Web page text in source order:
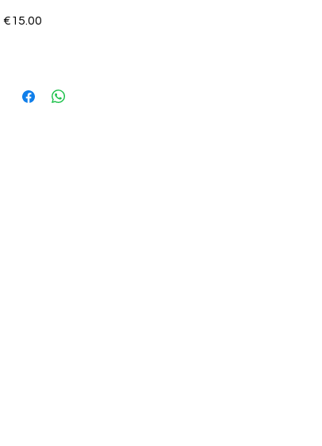
€15.00